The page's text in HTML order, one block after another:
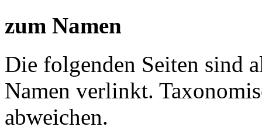
zum Namen
Die folgenden Seiten sind
Namen verlinkt.
abweichen.